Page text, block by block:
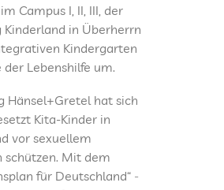
Campus I, II, III, der
Kinderland in Überherrn
Kindergarten
der Lebenshilfe um.
Hänsel+Gretel hat sich
Kita-Kinder in
vor sexuellem
schützen. Mit dem
für Deutschland“ -